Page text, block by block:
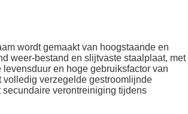
wordt gemaakt van hoogstaande en
weer-bestand en slijtvaste staalplaat, met
levensduur en hoge gebruiksfactor van
volledig verzegelde gestroomlijnde
verontreiniging tijdens